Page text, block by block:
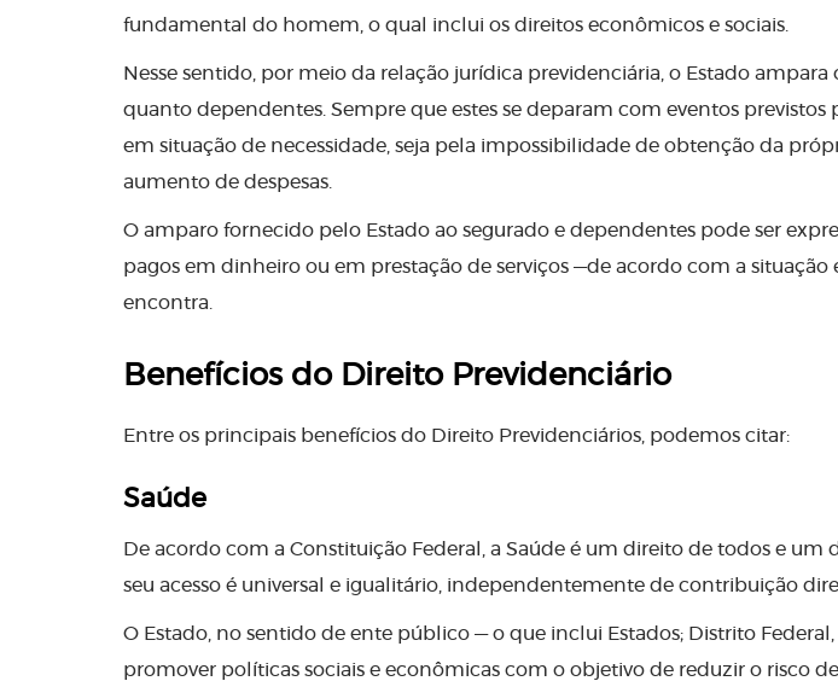
fundamental do homem, o qual inclui os direitos econômicos e sociais.
Nesse sentido, por meio da relação jurídica previdenciária, o Estado
quanto dependentes. Sempre que estes se deparam com eventos previstos
em situação de necessidade, seja pela impossibilidade de obtenção da
aumento de despesas.
O amparo fornecido pelo Estado ao segurado e dependentes pode ser
pagos em dinheiro ou em prestação de serviços —de acordo com a situação
encontra.
Benefícios do Direito Previdenciário
Entre os principais benefícios do Direito Previdenciários, podemos citar:
Saúde
De acordo com a Constituição Federal, a Saúde é um direito de todos e um
seu acesso é universal e igualitário, independentemente de contribuição
O Estado, no sentido de ente público — o que inclui Estados; Distrito
promover políticas sociais e econômicas com o objetivo de reduzir o risco